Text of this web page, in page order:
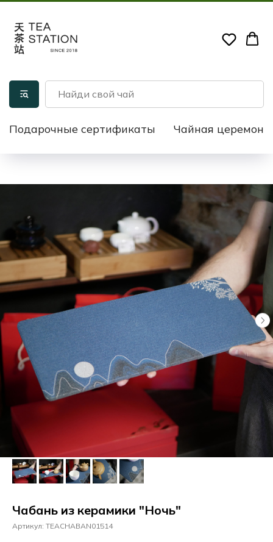
Подарочные сертификаты Чайная
Чабань из керамики "Ночь"
Артикул: TEACHABAN01514